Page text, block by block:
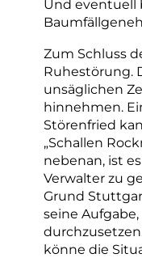
Und eventuell
Zum Schluss
Ruhestörung.
unsäglichen
hinnehmen.
Störenfried
„Schallen
nebenan, ist
Verwalter zu
Grund
seine
könne die